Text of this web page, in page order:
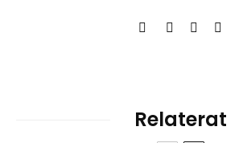
Relaterat